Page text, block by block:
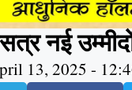
नई
13, 2025 -